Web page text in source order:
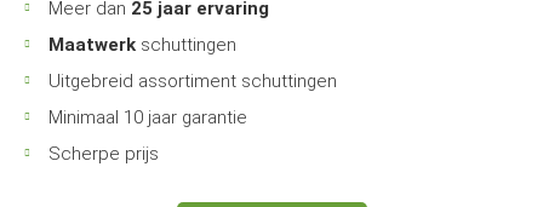
Meer dan 25 jaar ervaring
Maatwerk schuttingen
Uitgebreid assortiment schuttingen
Minimaal 10 jaar garantie
Scherpe prijs